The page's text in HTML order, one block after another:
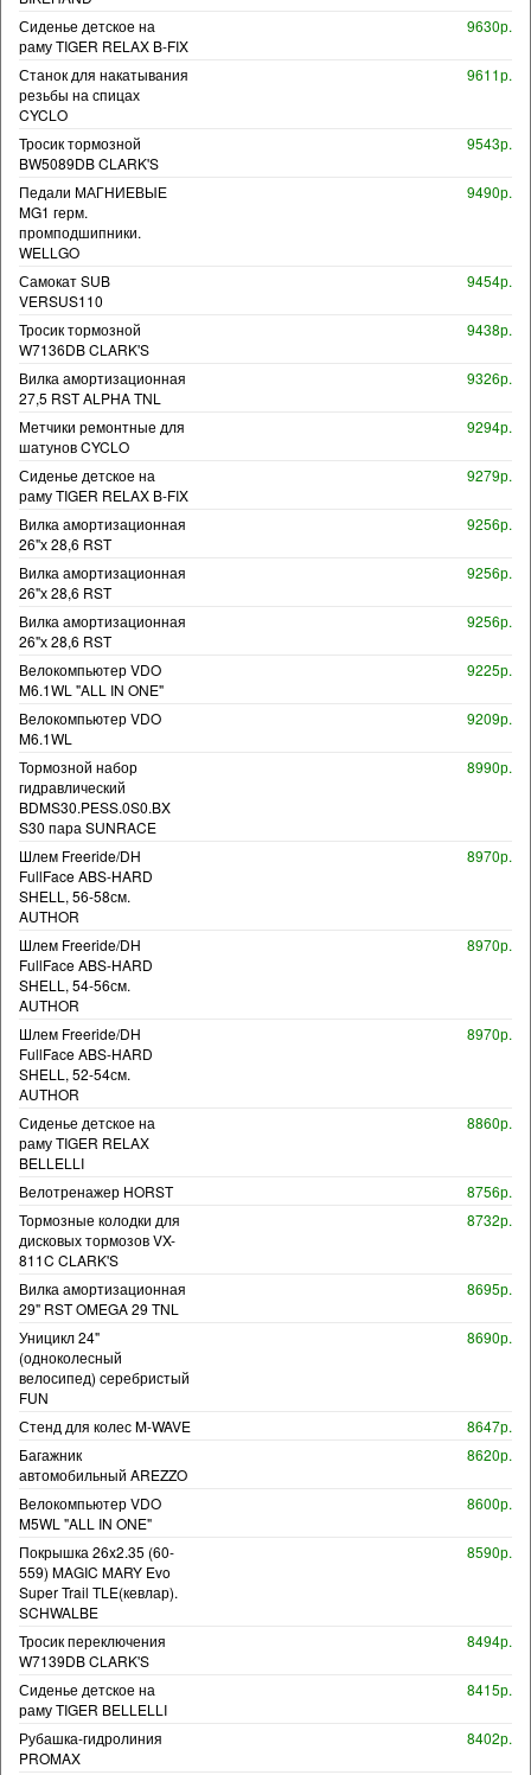
Сиденье детское на
раму TIGER RELAX B-FIX
9630р.
Станок для накатывания
резьбы на спицах
CYCLO
9611р.
Тросик тормозной
BW5089DB CLARK'S
9543р.
Педали МАГНИЕВЫЕ
MG1 герм.
промподшипники.
WELLGO
9490р.
Самокат SUB
VERSUS110
9454р.
Тросик тормозной
W7136DB CLARK'S
9438р.
Вилка амортизационная
27,5 RST ALPHA TNL
9326р.
Метчики ремонтные для
шатунов CYCLO
9294р.
Сиденье детское на
раму TIGER RELAX B-FIX
9279р.
Вилка амортизационная
26"х 28,6 RST
9256р.
Вилка амортизационная
26"х 28,6 RST
9256р.
Вилка амортизационная
26"х 28,6 RST
9256р.
Велокомпьютер VDO
M6.1WL "ALL IN ONE"
9225р.
Велокомпьютер VDO
M6.1WL
9209р.
Тормозной набор
гидравлический
BDMS30.PESS.0S0.BX
S30 пара SUNRACE
8990р.
Шлем Freeride/DH
FullFace ABS-HARD
SHELL, 56-58см.
AUTHOR
8970р.
Шлем Freeride/DH
FullFace ABS-HARD
SHELL, 54-56см.
AUTHOR
8970р.
Шлем Freeride/DH
FullFace ABS-HARD
SHELL, 52-54см.
AUTHOR
8970р.
Сиденье детское на
раму TIGER RELAX
BELLELLI
8860р.
Велотренажер HORST
8756р.
Тормозные колодки для
дисковых тормозов VX-
811C CLARK'S
8732р.
Вилка амортизационная
29" RST OMEGA 29 TNL
8695р.
Уницикл 24"
(одноколесный
велосипед) серебристый
FUN
8690р.
Стенд для колес M-WAVE
8647р.
Багажник
автомобильный AREZZO
8620р.
Велокомпьютер VDO
M5WL "ALL IN ONE"
8600р.
Покрышка 26x2.35 (60-
559) MAGIC MARY Evo
Super Trail TLE(кевлар).
SCHWALBE
8590р.
Тросик переключения
W7139DB CLARK'S
8494р.
Сиденье детское на
раму TIGER BELLELLI
8415р.
Рубашка-гидролиния
PROMAX
8402р.